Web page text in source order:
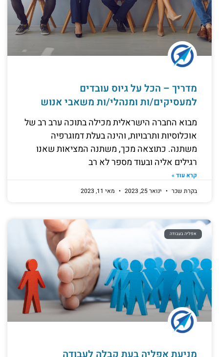
מדריך – הכל על גיוס עובדים
למעסיקים/ות ומנהלי/ות משאבי אנוש
מבוא החברה הישראלית מכילה בתוכה ערב רב של
אוכלוסיות ותרבויות, והינה בעלת דמוגרפיה
משתנה. כתוצאה מכך, משתנה המציאות שאנו
רגילים אליה ובעוד מספר לא רב
קרא עוד »
בקרת שכר
ינואר 25, 2023 מאי 11, 2023
אפליה בעבודה